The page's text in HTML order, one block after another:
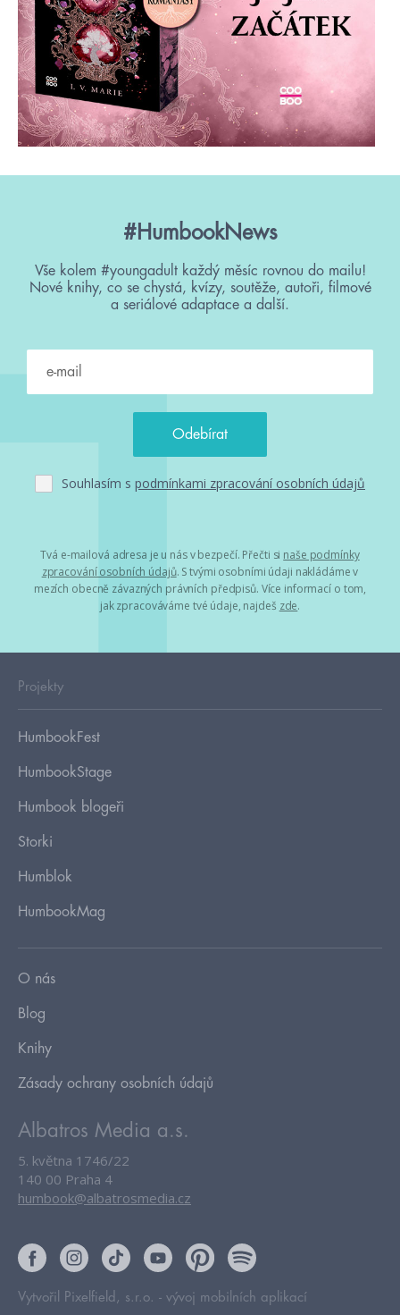
#HumbookNews
Vše kolem #youngadult každý měsíc rovnou do mailu!
Nové knihy, co se chystá, kvízy, soutěže, autoři, filmové
a seriálové adaptace a další.
Souhlasím s podmínkami zpracování osobních údajů
Tvá e-mailová adresa je u nás v bezpečí. Přečti si naše podmínky
zpracování osobních údajů. S tvými osobními údaji nakládáme v
mezích obecně závazných právních předpisů. Více informací o tom,
jak zpracováváme tvé údaje, najdeš zde.
Projekty
HumbookFest
HumbookStage
Humbook blogeři
Storki
Humblok
HumbookMag
O nás
Blog
Knihy
Zásady ochrany osobních údajů
Albatros Media a.s.
5. května 1746/22
140 00 Praha 4
humbook@albatrosmedia.cz
Vytvořil Pixelfield, s.r.o. - vývoj mobilních aplikací